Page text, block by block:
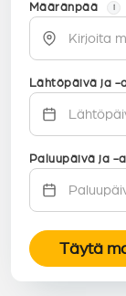
Määränpää i
Lähtöpäivä ja -
Paluupäivä ja -
Täytä